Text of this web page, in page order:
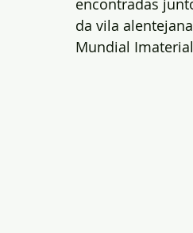
encontradas
da vila
Mundial